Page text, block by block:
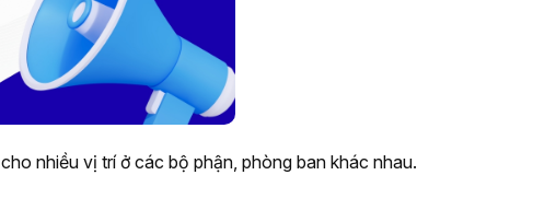
cho nhiều vị trí ở các bộ phận, phòng ban khác nhau.